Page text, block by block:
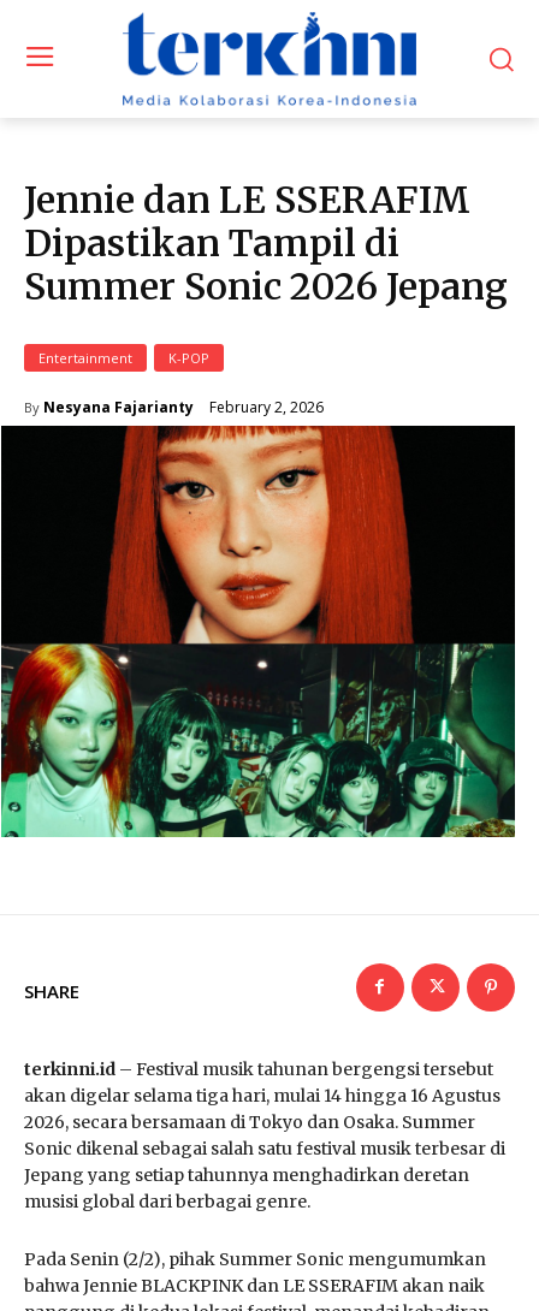
Jennie dan LE SSERAFIM
Dipastikan Tampil di
Summer Sonic 2026 Jepang
Entertainment K-POP
By Nesyana Fajarianty February 2, 2026
SHARE
terkinni.id – Festival musik tahunan bergengsi tersebut
akan digelar selama tiga hari, mulai 14 hingga 16 Agustus
2026, secara bersamaan di Tokyo dan Osaka. Summer
Sonic dikenal sebagai salah satu festival musik terbesar di
Jepang yang setiap tahunnya menghadirkan deretan
musisi global dari berbagai genre.
Pada Senin (2/2), pihak Summer Sonic mengumumkan
bahwa Jennie BLACKPINK dan LE SSERAFIM akan naik